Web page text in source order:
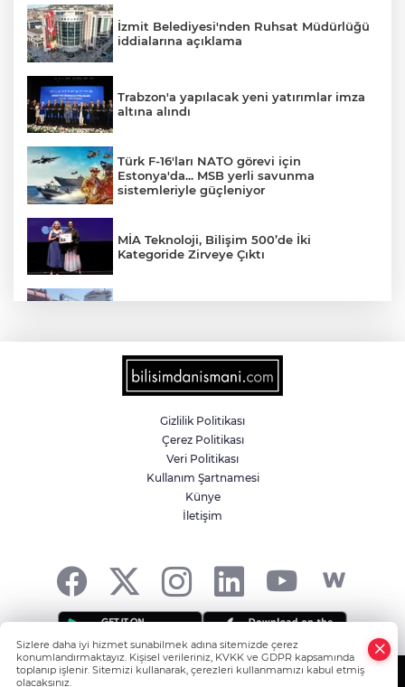
İzmit Belediyesi'nden Ruhsat Müdürlüğü
iddialarına açıklama
Trabzon'a yapılacak yeni yatırımlar imza
altına alındı
Türk F-16'ları NATO görevi için
Estonya'da... MSB yerli savunma
sistemleriyle güçleniyor
MİA Teknoloji, Bilişim 500’de İki
Kategoride Zirveye Çıktı
6 milyon emekliyi ilgilendiriyor... Emekli
aylığı fark ödemeleri 7 Ağustos'ta
Teröristler teslim olmaya devam ediyor...
Hudutlarda 490 kişi yakalandı
İletişim'den 'Terörsüz Türkiye' hedefli
Gizlilik Politikası
Çerez Politikası
Veri Politikası
Kullanım Şartnamesi
Künye
İletişim
Sizlere daha iyi hizmet sunabilmek adına sitemizde çerez
konumlandırmaktayız. Kişisel verileriniz, KVKK ve GDPR kapsamında
toplanıp işlenir. Sitemizi kullanarak, çerezleri kullanmamızı kabul etmiş
olacaksınız.